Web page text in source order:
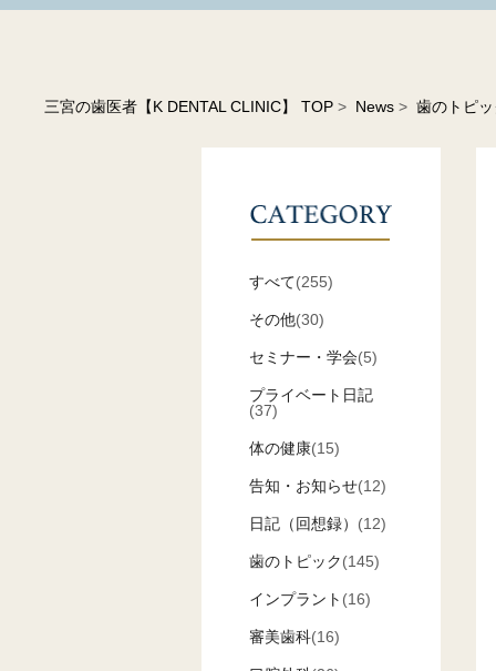
三宮の歯医者【K DENTAL CLINIC】 TOP > News > 歯のトピッ
すべて(255)
その他(30)
セミナー・学会(5)
プライベート日記
(37)
体の健康(15)
告知・お知らせ(12)
日記（回想録） (12)
歯のトピック(145)
インプラント (16)
審美歯科(16)